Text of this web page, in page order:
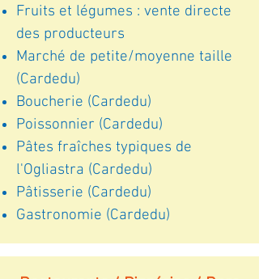
Fruits et légumes : vente directe
des producteurs
Marché de petite/moyenne taille
(Cardedu)
Boucherie (Cardedu)
Poissonnier (Cardedu)
Pâtes fraîches typiques de
l'Ogliastra (Cardedu)
Pâtisserie (Cardedu)
Gastronomie (Cardedu)